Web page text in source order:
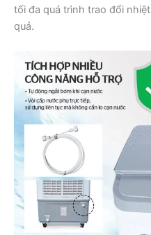
tối đa quá trình trao đổi
quả.